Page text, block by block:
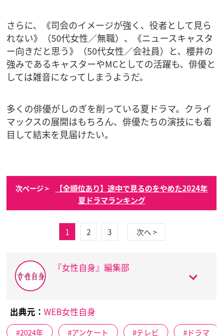
さらに、《司会のイメージが強く、役者として見ら
れない》（50代女性／無職）、《ニュースキャスタ
ー向きだと思う》（50代女性／会社員）と、櫻井の
強みであるキャスターやMCとしての活躍も、俳優と
しては雑音になってしまうようだ。
多くの俳優がしのぎを削っている夏ドラマ。クライ
マックスの展開はもちろん、俳優たちの演技にも着
目して結末を見届けたい。
次ページ >
【全順位あり】途中で見るのをやめた2024年
夏ドラマランキング
1 2 3 次へ >
『女性自身』編集部
出典元： WEB女性自身
2024年 アンケート テレビ ドラマ